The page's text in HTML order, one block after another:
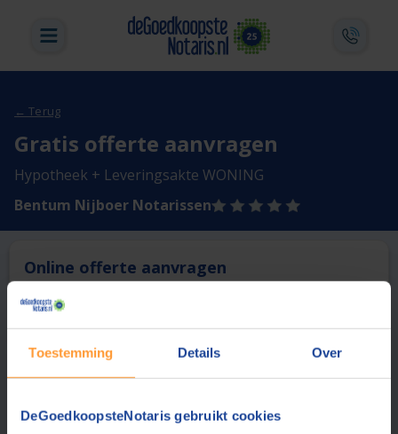
Toestemming Details Over
DeGoedkoopsteNotaris gebruikt cookies
← Terug
Gratis offerte aanvragen
Hypotheek + Leveringsakte WONING
Bentum Nijboer Notarissen
Online offerte aanvragen
Deze notaris biedt momenteel niet de mogelijkheid online
1 Vergelijk en bespaar
Vraag een offerte aan bij een andere notaris in de buurt